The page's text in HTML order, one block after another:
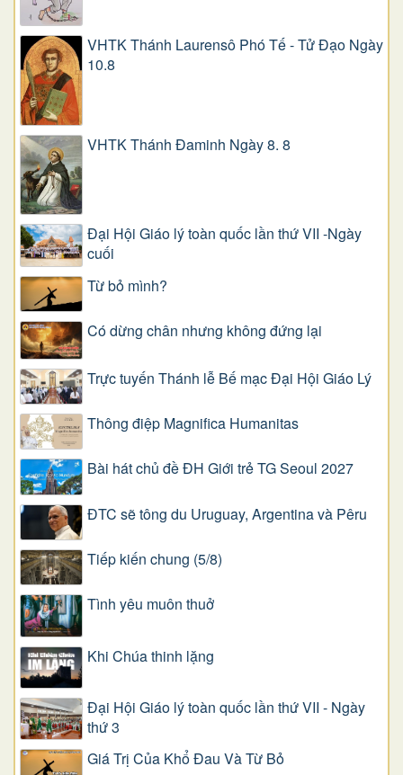
VHTK Thánh Laurensô Phó Tế - Tử Đạo Ngày
10.8
VHTK Thánh Đaminh Ngày 8. 8
Đại Hội Giáo lý toàn quốc lần thứ VII -Ngày
cuối
Từ bỏ mình?
Có dừng chân nhưng không đứng lại
Trực tuyến Thánh lễ Bế mạc Đại Hội Giáo Lý
Thông điệp Magnifica Humanitas
Bài hát chủ đề ĐH Giới trẻ TG Seoul 2027
ĐTC sẽ tông du Uruguay, Argentina và Pêru
Tiếp kiến chung (5/8)
Tình yêu muôn thuở
Khi Chúa thinh lặng
Đại Hội Giáo lý toàn quốc lần thứ VII - Ngày
thứ 3
Giá Trị Của Khổ Ðau Và Từ Bỏ